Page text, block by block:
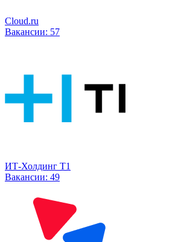
Cloud.ru
Вакансии: 57
ИТ-Холдинг Т1
Вакансии: 49